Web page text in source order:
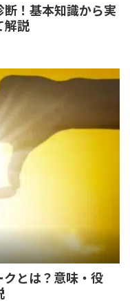
！基本知識から実
解説
とは？意味・役